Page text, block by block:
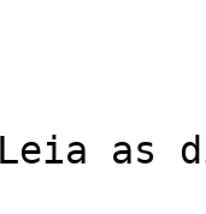
Leia as